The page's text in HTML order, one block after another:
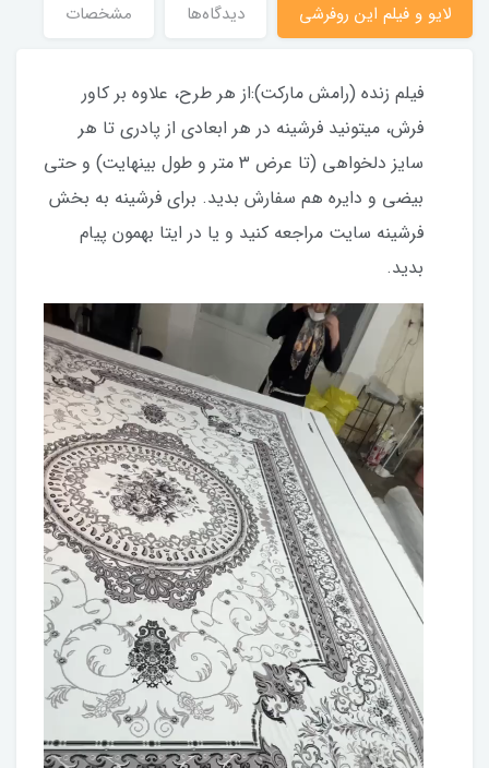
لایو و فیلم این روفرشی دیدگاه‌ها مشخصات
فیلم زنده (رامش مارکت):از هر طرح، علاوه بر کاور
فرش، میتونید فرشینه در هر ابعادی از پادری تا هر
سایز دلخواهی (تا عرض ۳ متر و طول بینهایت) و حتی
بیضی و دایره هم سفارش بدید. برای فرشینه به بخش
فرشینه سایت مراجعه کنید و یا در ایتا بهمون پیام
بدید.